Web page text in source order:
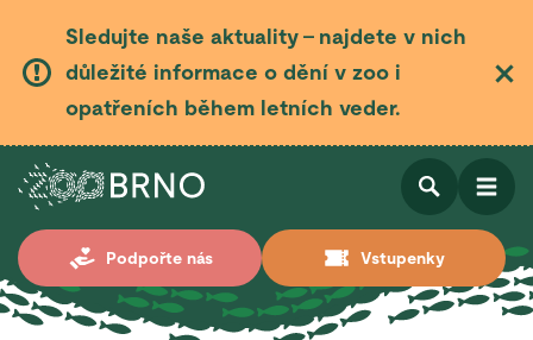
Sledujte naše aktuality – najdete v nich
důležité informace o dění v zoo i
opatřeních během letních veder.
Podpořte nás Vstupenky
Otevřít
Otevřít